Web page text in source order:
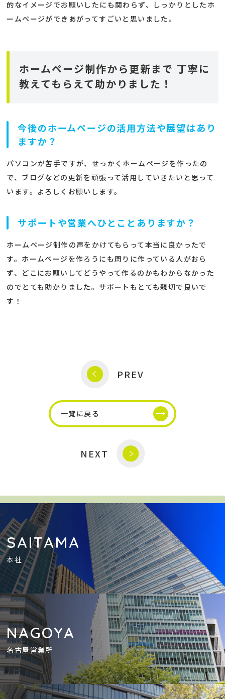
的なイメージでお願いしたにも関わらず、しっかりとしたホ
ームページができあがってすごいと思いました。
ホームページ制作から更新まで 丁寧に
教えてもらえて助かりました！
今後のホームページの活用方法や展望はあり
ますか？
パソコンが苦手ですが、せっかくホームページを作ったの
で、ブログなどの更新を頑張って活用していきたいと思って
います。よろしくお願いします。
サポートや営業へひとことありますか？
ホームページ制作の声をかけてもらって本当に良かったで
す。ホームページを作ろうにも周りに作っている人がおら
ず、どこにお願いしてどうやって作るのかもわからなかった
のでとても助かりました。サポートもとても親切で良いで
す！
PREV
一覧に戻る
NEXT
SAITAMA
本社
NAGOYA
名古屋営業所